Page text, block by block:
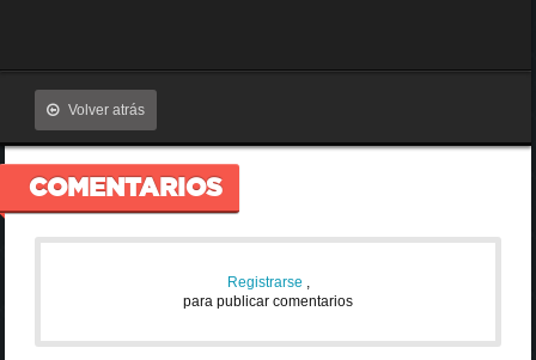
Volver atrás
COMENTARIOS
Registrarse ,
para publicar comentarios